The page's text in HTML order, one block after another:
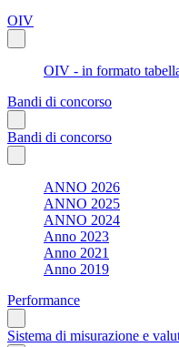
OIV
OIV - in formato
Bandi di concorso
Bandi di concorso
ANNO 2026
ANNO 2025
ANNO 2024
Anno 2023
Anno 2021
Anno 2019
Performance
Sistema di misurazione e